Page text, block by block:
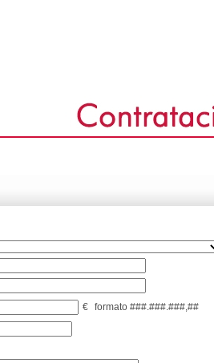
€ formato ###.###.###,##